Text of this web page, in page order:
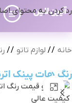
رد کردن به محتوای
خانه / لوازم تاتو /
رنگ هات پینک
بزرگنمایی